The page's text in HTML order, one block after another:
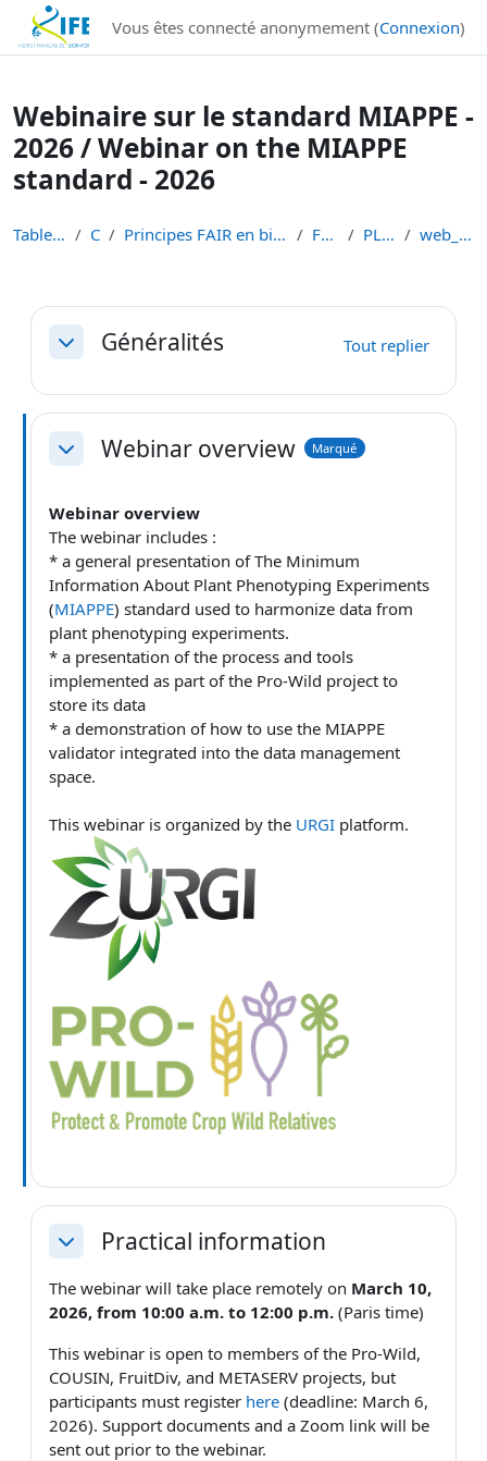
Institut Français de Bioinformatique - Les formations
Passer au contenu principalVous êtes connecté anonymement (Connexion)
Webinaire sur le standard MIAPPE -
2026 / Webinar on the MIAPPE
standard - 2026
Tableau de bord Cours Principes FAIR en bioinformatique et gestion des d... FAIR-DATA PLANT-DATA web_miappe_2026
Résumé de section
ReplierGénéralités Tout replier
ReplierWebinar overview Marqué
Webinar overview
The webinar includes :
* a general presentation of The Minimum
Information About Plant Phenotyping Experiments
(MIAPPE) standard used to harmonize data from
plant phenotyping experiments.
* a presentation of the process and tools
implemented as part of the Pro-Wild project to
store its data
* a demonstration of how to use the MIAPPE
validator integrated into the data management
space.
This webinar is organized by the URGI platform.
ReplierPractical information
The webinar will take place remotely on March 10,
2026, from 10:00 a.m. to 12:00 p.m. (Paris time)
This webinar is open to members of the Pro-Wild,
COUSIN, FruitDiv, and METASERV projects, but
participants must register here (deadline: March 6,
2026). Support documents and a Zoom link will be
sent out prior to the webinar.